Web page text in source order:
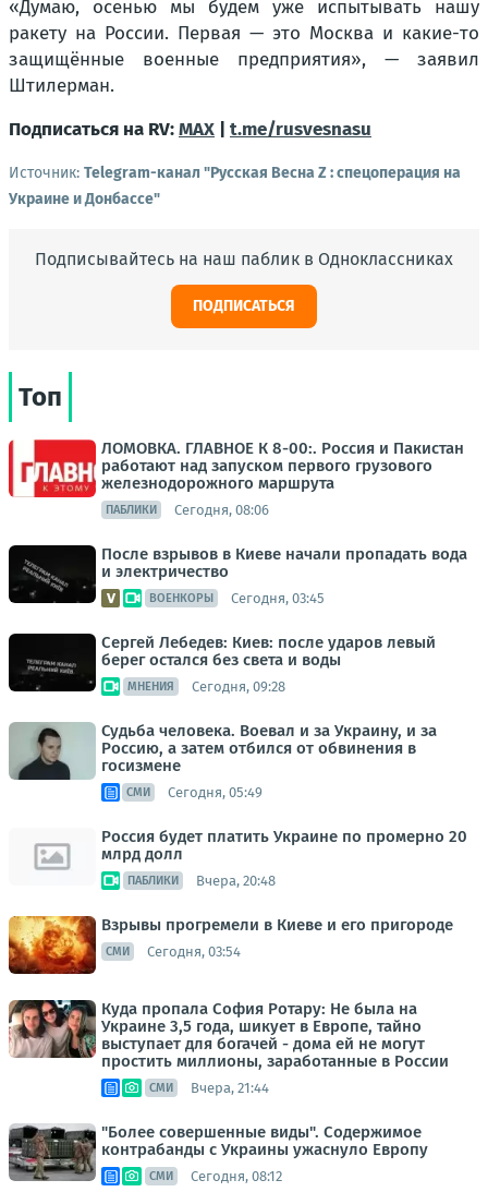
«Думаю, осенью мы будем уже испытывать нашу
ракету на России. Первая — это Москва и какие-то
защищённые военные предприятия», — заявил
Штилерман.
Подписаться на RV:MAX t.me/rusvesnasu
Источник: Telegram-канал "Русская Весна Z : спецоперация на
Украине и Донбассе"
Подписывайтесь на наш паблик в Одноклассниках
ПОДПИСАТЬСЯ
Топ
ЛОМОВКА. ГЛАВНОЕ К 8-00:. Россия и Пакистан
работают над запуском первого грузового
железнодорожного маршрута
ПАБЛИКИ Сегодня, 08:06
После взрывов в Киеве начали пропадать вода
и электричество
ВОЕНКОРЫ Сегодня, 03:45
Сергей Лебедев: Киев: после ударов левый
берег остался без света и воды
МНЕНИЯ Сегодня, 09:28
Судьба человека. Воевал и за Украину, и за
Россию, а затем отбился от обвинения в
госизмене
СМИ Сегодня, 05:49
Россия будет платить Украине по промерно 20
млрд долл
ПАБЛИКИ Вчера, 20:48
Взрывы прогремели в Киеве и его пригороде
СМИ Сегодня, 03:54
Куда пропала София Ротару: Не была на
Украине 3,5 года, шикует в Европе, тайно
выступает для богачей - дома ей не могут
простить миллионы, заработанные в России
СМИ Вчера, 21:44
"Более совершенные виды". Содержимое
контрабанды с Украины ужаснуло Европу
СМИ Сегодня, 08:12